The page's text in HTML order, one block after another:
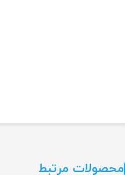
محصولات مرتبط